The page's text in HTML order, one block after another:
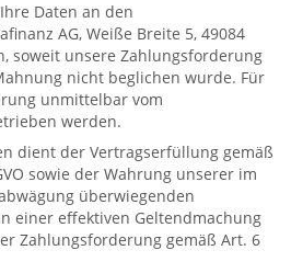
Daten an den
AG, Weiße Breite 5, 49084
soweit unsere Zahlungsforderung
nicht beglichen wurde. Für
unmittelbar vom
werden.
dient der Vertragserfüllung gemäß
sowie der Wahrung unserer im
überwiegenden
einer effektiven Geltendmachung
Zahlungsforderung gemäß Art. 6